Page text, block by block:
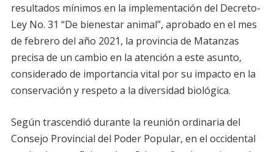
resultados mínimos en la implementación del Decreto-
Ley No. 31 “De bienestar animal”, aprobado en el mes
de febrero del año 2021, la provincia de Matanzas
precisa de un cambio en la atención a este asunto,
considerado de importancia vital por su impacto en la
conservación y respeto a la diversidad biológica.
Según trascendió durante la reunión ordinaria del
Consejo Provincial del Poder Popular, en el occidental